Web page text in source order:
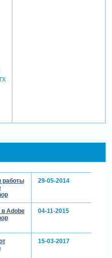
работы
29-05-2014
Adobe
04-11-2015
15-03-2017